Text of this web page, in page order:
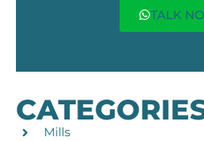
TALK
Mills